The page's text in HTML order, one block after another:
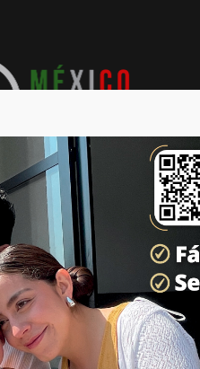
POLICIACA
DE TECATE Y DETIENEN
OPERATIVO COORDINADO